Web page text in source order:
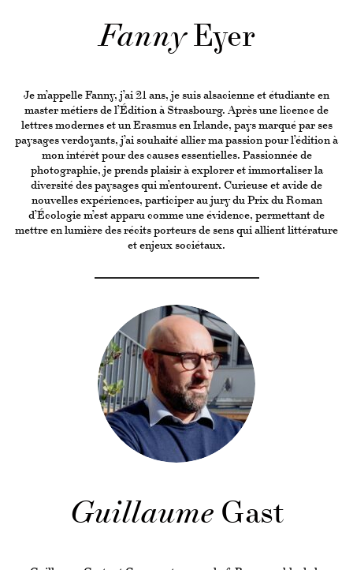
FannyEyer
Je m’appelle Fanny, j’ai 21 ans, je suis alsacienne et étudiante en
master métiers de l’Édition à Strasbourg. Après une licence de
lettres modernes et un Erasmus en Irlande, pays marqué par ses
paysages verdoyants, j’ai souhaité allier ma passion pour l’édition à
mon intérêt pour des causes essentielles. Passionnée de
photographie, je prends plaisir à explorer et immortaliser la
diversité des paysages qui m’entourent. Curieuse et avide de
nouvelles expériences, participer au jury du Prix du Roman
d’Écologie m’est apparu comme une évidence, permettant de
mettre en lumière des récits porteurs de sens qui allient littérature
et enjeux sociétaux.
Guillaume Gast